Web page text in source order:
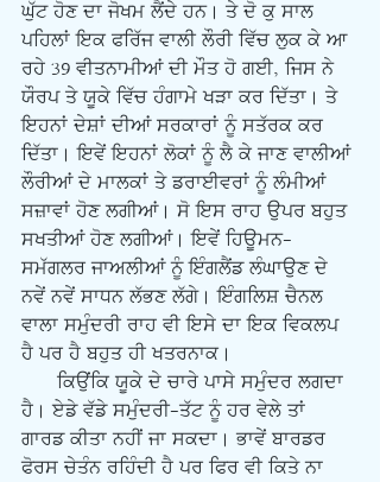
ਘੁੱਟ ਹੋਣ ਦਾ ਜੋਖਮ ਲੈਂਦੇ ਹਨ। ਤੇ ਦੋ ਕੁ ਸਾਲ
ਪਹਿਲਾਂ ਇਕ ਫਰਿੱਜ ਵਾਲੀ ਲੌਰੀ ਵਿੱਚ ਲੁਕ ਕੇ ਆ
ਰਹੇ 39 ਵੀਤਨਾਮੀਆਂ ਦੀ ਮੌਤ ਹੋ ਗਈ, ਜਿਸ ਨੇ
ਯੌਰਪ ਤੇ ਯੂਕੇ ਵਿੱਚ ਹੰਗਾਮੇ ਖੜਾ ਕਰ ਦਿੱਤਾ। ਤੇ
ਇਹਨਾਂ ਦੇਸ਼ਾਂ ਦੀਆਂ ਸਰਕਾਰਾਂ ਨੂੰ ਸਤੱਰਕ ਕਰ
ਦਿੱਤਾ। ਇਵੇਂ ਇਹਨਾਂ ਲੋਕਾਂ ਨੂੰ ਲੈ ਕੇ ਜਾਣ ਵਾਲੀਆਂ
ਲੌਰੀਆਂ ਦੇ ਮਾਲਕਾਂ ਤੇ ਡਰਾਈਵਰਾਂ ਨੂੰ ਲੰਮੀਆਂ
ਸਜ਼ਾਵਾਂ ਹੋਣ ਲਗੀਆਂ। ਸੋ ਇਸ ਰਾਹ ਉਪਰ ਬਹੁਤ
ਸਖਤੀਆਂ ਹੋਣ ਲਗੀਆਂ। ਇਵੇਂ ਹਿਊਮਨ-
ਸਮੱਗਲਰ ਜਾਅਲੀਆਂ ਨੂੰ ਇੰਗਲੈਂਡ ਲੰਘਾਉਣ ਦੇ
ਨਵੇਂ ਨਵੇਂ ਸਾਧਨ ਲੱਭਣ ਲੱਗੇ। ਇੰਗਲਿਸ਼ ਚੈਨਲ
ਵਾਲਾ ਸਮੁੰਦਰੀ ਰਾਹ ਵੀ ਇਸੇ ਦਾ ਇਕ ਵਿਕਲਪ
ਹੈ ਪਰ ਹੈ ਬਹੁਤ ਹੀ ਖਤਰਨਾਕ।
ਹੈ। ਏਡੇ ਵੱਡੇ ਸਮੁੰਦਰੀ-ਤੱਟ ਨੂੰ ਹਰ ਵੇਲੇ ਤਾਂ
ਗਾਰਡ ਕੀਤਾ ਨਹੀਂ ਜਾ ਸਕਦਾ। ਭਾਵੇਂ ਬਾਰਡਰ
ਫੋਰਸ ਚੇਤੰਨ ਰਹਿੰਦੀ ਹੈ ਪਰ ਫਿਰ ਵੀ ਕਿਤੇ ਨਾ